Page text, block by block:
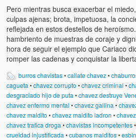
Pero mientras busca exacerbar el
culpas ajenas; brota, impetuosa, la
reflejada en estos destellos de
hambriento de muestras de coraje y
hora de seguir el ejemplo que Cariaco
romper las cadenas y conquistar la
burros chavistas•callate chavez•
cagueta •chavez corrupto •chavez criminal •
desgraciado hijo de puta •chavez destruye
chavez enfermo mental •chavez gallina •
chavez maldito •chavez maldito ladron •
chavez trafica droga •chavistas incompetentes
crueldad injustificada •cubanos malditos•